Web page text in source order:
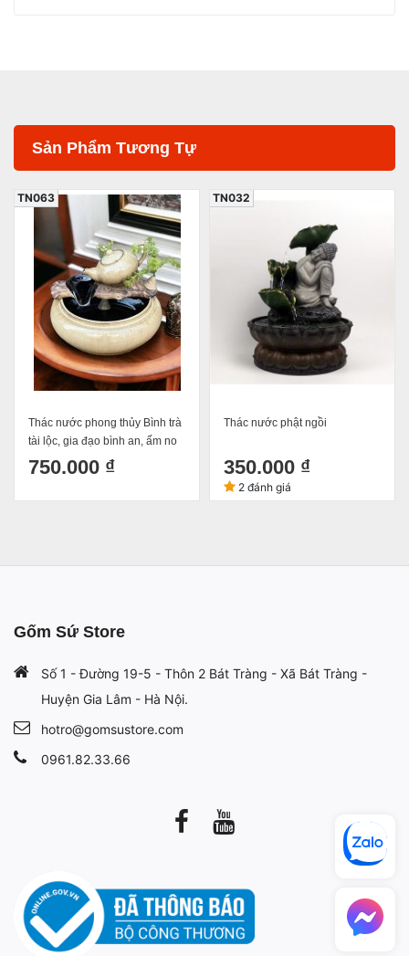
Sản Phẩm Tương Tự
Thác nước phong thủy Bình trà
tài lộc, gia đạo bình an, ấm no
hạnh phúc Bát Tràng
750.000 ₫
TN063
Thác nước phật ngồi
350.000 ₫
TN032
2 đánh giá
Gốm Sứ Store
Số 1 - Đường 19-5 - Thôn 2 Bát Tràng - Xã Bát Tràng -
Huyện Gia Lâm - Hà Nội.
hotro@gomsustore.com
0961.82.33.66